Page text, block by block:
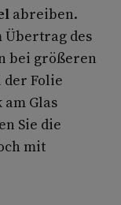
abreiben.
Übertrag des
bei größeren
Folie
Glas
Sie die
mit